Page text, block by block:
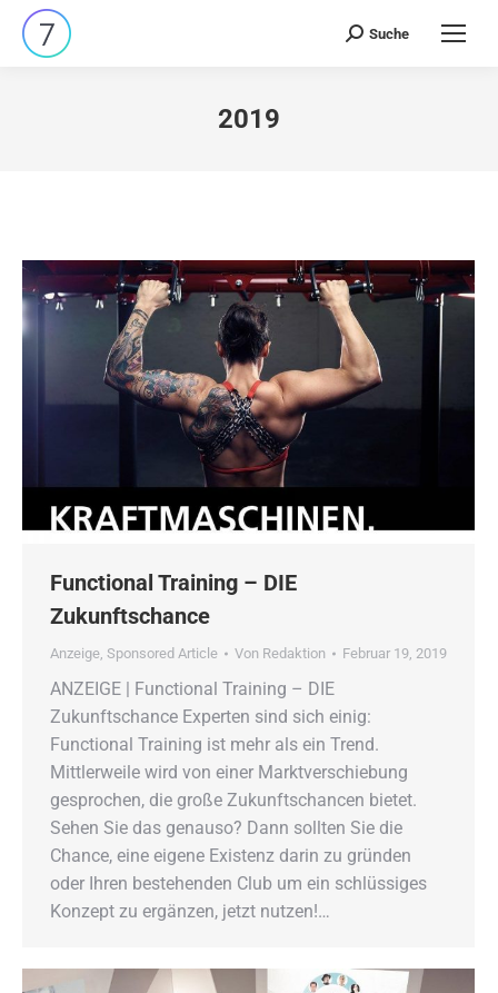
Search:
Suche
2019
Functional Training – DIE
Zukunftschance
Anzeige Sponsored Article Von Redaktion Februar 19, 2019
ANZEIGE | Functional Training – DIE
Zukunftschance Experten sind sich einig:
Functional Training ist mehr als ein Trend.
Mittlerweile wird von einer Marktverschiebung
gesprochen, die große Zukunftschancen bietet.
Sehen Sie das genauso? Dann sollten Sie die
Chance, eine eigene Existenz darin zu gründen
oder Ihren bestehenden Club um ein schlüssiges
Konzept zu ergänzen, jetzt nutzen!…